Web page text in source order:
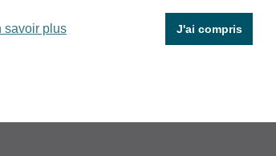
savoir plus J'ai compris